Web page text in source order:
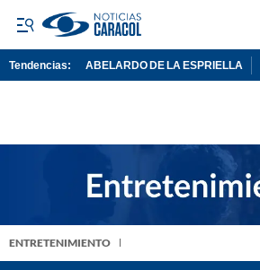
Tendencias: ABELARDO DE LA ESPRIELLA
ENTRETENIMIENTO